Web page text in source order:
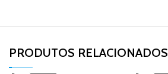
PRODUTOS RELACIONADOS​